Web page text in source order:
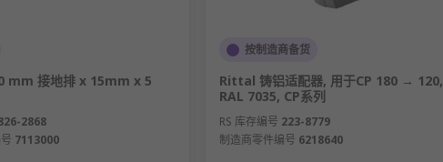
mm 接地排 x 15mm x 5
2868
7113000
按制造商备货
Rittal 铸铝适配器, 用于CP 180 → 120,
RAL 7035, CP系列
RS 库存编号 223-8779
制造商零件编号 6218640